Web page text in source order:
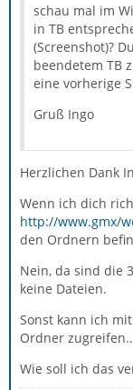
schau mal im
in TB
(Screenshot)?
beendetem TB
eine vorherige
Gruß Ingo
Herzlichen Dank
Wenn ich dich
http://www.gmx/
den Ordnern
Nein, da sind die
keine Dateien.
Sonst kann ich
Ordner
Wie soll ich das